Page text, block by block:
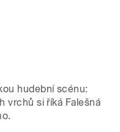
hudební scénu:
vrchů si říká Falešná